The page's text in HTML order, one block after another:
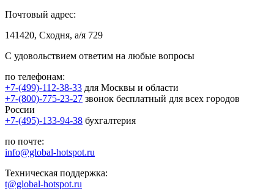
Почтовый адрес:
141420, Сходня, а/я 729
С удовольствием ответим на любые вопросы
по телефонам:
+7-(499)-112-38-33 для Москвы и области
+7-(800)-775-23-27 звонок бесплатный для всех городов
России
+7-(495)-133-94-38 бухгалтерия
по почте:
info@global-hotspot.ru
Техническая поддержка:
t@global-hotspot.ru